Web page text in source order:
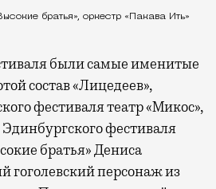
братья», оркестр «Пакава Ить»
были самые именитые
состав «Лицедеев»,
фестиваля театр «Микос»,
фестиваля
братья» Дениса
гоголевский персонаж из